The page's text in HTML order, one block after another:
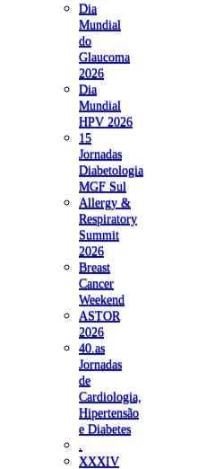
Dia
Mundial
do
Glaucoma
2026
Dia
Mundial
HPV 2026
15
Jornadas
Diabetologia
MGF Sul
Allergy &
Respiratory
Summit
2026
Breast
Cancer
Weekend
ASTOR
2026
40.as
Jornadas
de
Cardiologia,
Hipertensão
e Diabetes
XXXIV